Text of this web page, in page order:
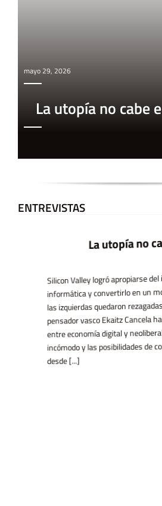
mayo 29, 2026
La utopía no cabe
ENTREVISTAS
La utopía no cabe
Silicon Valley logró apropiarse del
informática y convertirlo en un motor
las izquierdas quedaron rezagadas. En
pensador vasco Ekaitz Cancela hace un
entre economía digital y neoliberalismo,
incómodo y las posibilidades de
desde [...]